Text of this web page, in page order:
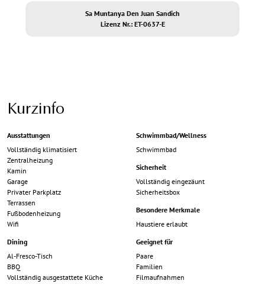
Sa Muntanya Den Juan Sandich
Lizenz Nr.: ET-0637-E
Kurzinfo
Ausstattungen
Vollständig klimatisiert
Zentralheizung
Kamin
Garage
Privater Parkplatz
Terrassen
Fußbodenheizung
Wifi
Dining
Al-Fresco-Tisch
BBQ
Vollständig ausgestattete Küche
Schwimmbad/Wellness
Schwimmbad
Sicherheit
Vollständig eingezäunt
Sicherheitsbox
Besondere Merkmale
Haustiere erlaubt
Geeignet für
Paare
Familien
Filmaufnahmen